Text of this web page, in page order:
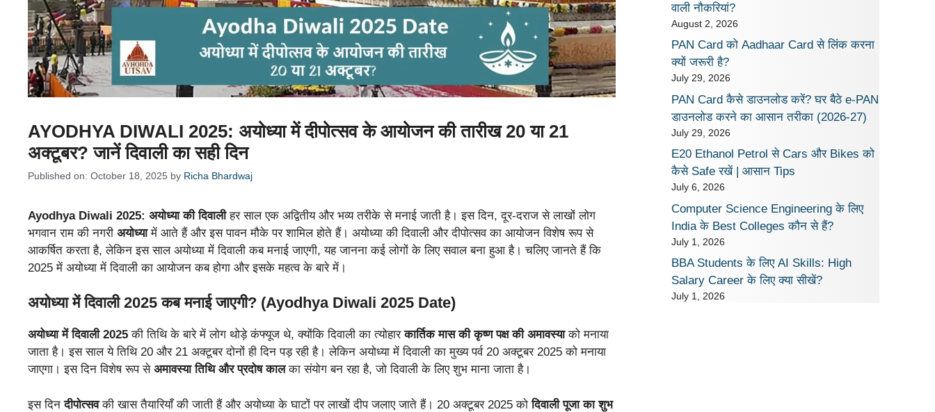
AYODHYA DIWALI 2025: अयोध्या में दीपोत्सव के आयोजन की तारीख 20 या 21
अक्टूबर? जानें दिवाली का सही दिन
Published on: October 18, 2025 by Richa Bhardwaj
Ayodhya Diwali 2025: अयोध्या की दिवालीहर साल एक अद्वितीय और भव्य तरीके से मनाई जाती है। इस दिन, दूर-दराज से लाखों लोग
भगवान राम की नगरी अयोध्यामें आते हैं और इस पावन मौके पर शामिल होते हैं। अयोध्या की दिवाली और दीपोत्सव का आयोजन विशेष रूप से
आकर्षित करता है, लेकिन इस साल अयोध्या में दिवाली कब मनाई जाएगी, यह जानना कई लोगों के लिए सवाल बना हुआ है। चलिए जानते हैं कि
2025 में अयोध्या में दिवाली का आयोजन कब होगा और इसके महत्व के बारे में।
अयोध्या में दिवाली 2025 कब मनाई जाएगी? (Ayodhya Diwali 2025 Date)
अयोध्या में दिवाली 2025 की तिथि के बारे में लोग थोड़े कंफ्यूज थे, क्योंकि दिवाली का त्योहारकार्तिक मास की कृष्ण पक्ष की अमावस्याको मनाया
जाता है। इस साल ये तिथि 20 और 21 अक्टूबर दोनों ही दिन पड़ रही है। लेकिन अयोध्या में दिवाली का मुख्य पर्व 20 अक्टूबर 2025 को मनाया
जाएगा। इस दिन विशेष रूप से अमावस्या तिथि और प्रदोष कालका संयोग बन रहा है, जो दिवाली के लिए शुभ माना जाता है।
इस दिनदीपोत्सवकी खास तैयारियाँ की जाती हैं और अयोध्या के घाटों पर लाखों दीप जलाए जाते हैं। 20 अक्टूबर 2025 कोदिवाली पूजा का शुभ
वाली नौकरियां?
August 2, 2026
PAN Card को Aadhaar Card से लिंक करना
क्यों जरूरी है?
July 29, 2026
PAN Card कैसे डाउनलोड करें? घर बैठे e-PAN
डाउनलोड करने का आसान तरीका (2026-27)
July 29, 2026
E20 Ethanol Petrol से Cars और Bikes को
कैसे Safe रखें | आसान Tips
July 6, 2026
Computer Science Engineering के लिए
India के Best Colleges कौन से हैं?
July 1, 2026
BBA Students के लिए AI Skills: High
Salary Career के लिए क्या सीखें?
July 1, 2026